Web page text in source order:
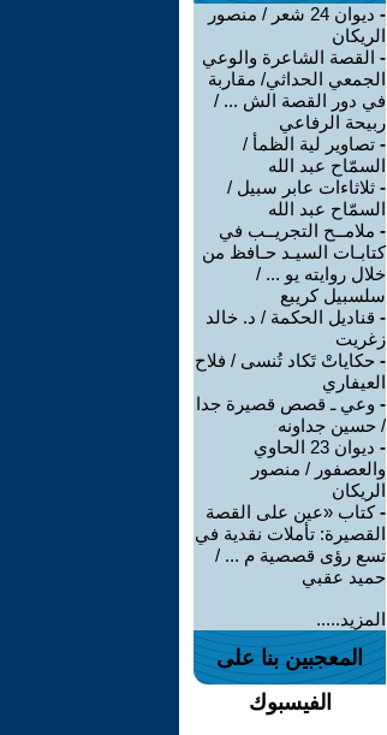
-
ديوان 24 شعر / منصور
الريكان
- القصة الشاعرة والوعي
الجمعي الحداثي/ مقاربة
في دور القصة الش ... /
ربيحة الرفاعي
- تصاوير لية الظمأ /
السمّاح عبد الله
- ثلاثاءات عابر سبيل /
السمّاح عبد الله
- ملامــح التجريــب في
كتابـات السيـد حـافظ من
خلال روايته يو ... /
سلسبيل كريبع
- قناديل الحكمة / د. خالد
زغريت
- حكاياتْ تَكاد تُنسى / فلاح
العيفاري
- وعي ـ قصص قصيرة جدا
/ حسين جداونه
-
ديوان 23 الحاوي
والعصفور / منصور
الريكان
-كتاب «عين على القصة
القصيرة: تأملات نقدية في
تسع رؤى قصصية م ... /
حميد عقبي
المزيد.....
المعجبين بنا على
الفيسبوك